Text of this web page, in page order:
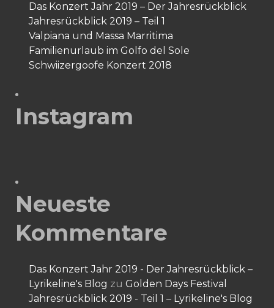
Das Konzert Jahr 2019 – Der Jahresrückblick
Jahresrückblick 2019 – Teil 1
Valpiana und Massa Marritima
Familienurlaub im Golfo del Sole
Schwiizergoofe Konzert 2018
Instagram
Neueste
Kommentare
Das Konzert Jahr 2019 - Der Jahresrückblick –
Lyrikeline's Blog zu Golden Days Festival
Jahresrückblick 2019 - Teil 1 – Lyrikeline's Blog